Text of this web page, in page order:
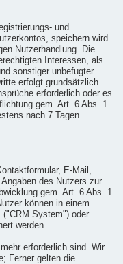
und
speichern wird
Nutzerhandlung. Die
Interessen, als
sonstiger unbefugter
erfolgt grundsätzlich
erforderlich oder es
gem. Art. 6 Abs. 1
nach 7 Tagen
E-Mail,
des Nutzers zur
gem. Art. 6 Abs. 1
können in einem
("CRM System") oder
werden.
erforderlich sind. Wir
Ferner gelten die